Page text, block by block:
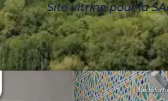
Site vitrine pour la